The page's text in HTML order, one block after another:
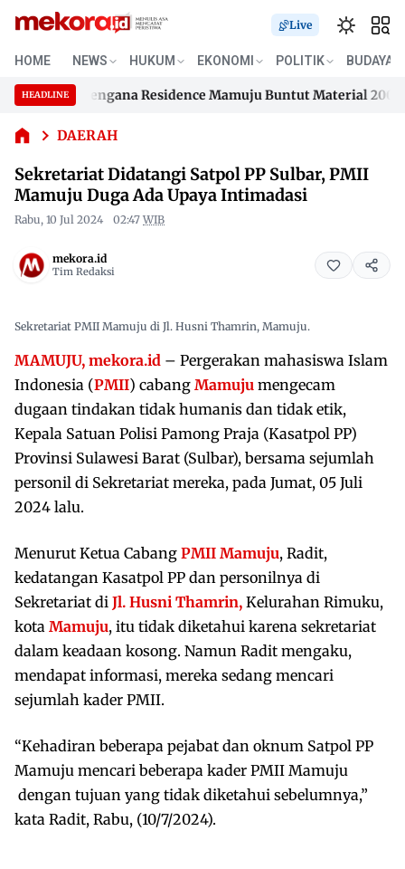
Live
HOME NEWS HUKUM EKONOMI POLITIK BUDAYA
HEADLINE
Samusengana Residence Mamuju Buntut Material 200 Juta
Samusengana Residence Mamuju Buntut Material 200 Juta
DAERAH
Sekretariat
Satpol PP
PMII
Duga Ada
Upaya
Intimadasi
Sekretariat Didatangi Satpol PP Sulbar, PMII
Mamuju Duga Ada Upaya Intimadasi
Rabu, 10 Jul 2024 02:47 WIB
mekora.id
Tim Redaksi
Sekretariat PMII Mamuju di Jl. Husni Thamrin, Mamuju.
MAMUJU, mekora.id – Pergerakan mahasiswa Islam
Indonesia (PMII) cabang Mamuju mengecam
dugaan tindakan tidak humanis dan tidak etik,
Kepala Satuan Polisi Pamong Praja (Kasatpol PP)
Provinsi Sulawesi Barat (Sulbar), bersama sejumlah
personil di Sekretariat mereka, pada Jumat, 05 Juli
2024 lalu.
Menurut Ketua Cabang PMII Mamuju, Radit,
kedatangan Kasatpol PP dan personilnya di
Sekretariat di Jl. Husni Thamrin, Kelurahan Rimuku,
kota Mamuju, itu tidak diketahui karena sekretariat
dalam keadaan kosong. Namun Radit mengaku,
mendapat informasi, mereka sedang mencari
sejumlah kader PMII.
“Kehadiran beberapa pejabat dan oknum Satpol PP
Mamuju mencari beberapa kader PMII Mamuju
dengan tujuan yang tidak diketahui sebelumnya,”
kata Radit, Rabu, (10/7/2024).